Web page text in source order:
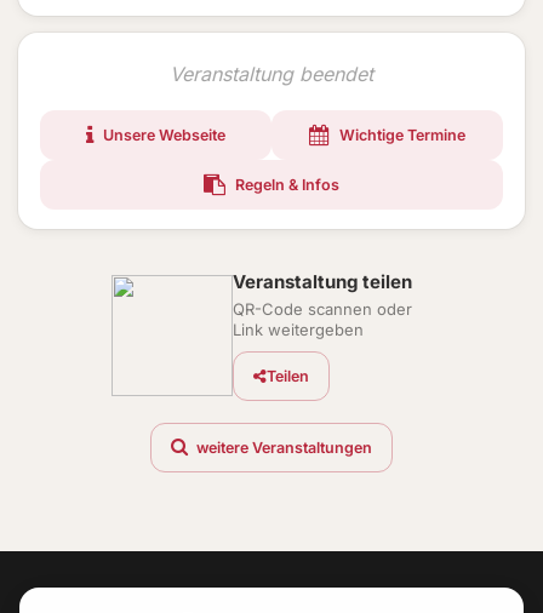
Veranstaltung beendet
Unsere Webseite Wichtige Termine
Regeln & Infos
Veranstaltung teilen
QR-Code scannen oder
Link weitergeben
Teilen
weitere Veranstaltungen